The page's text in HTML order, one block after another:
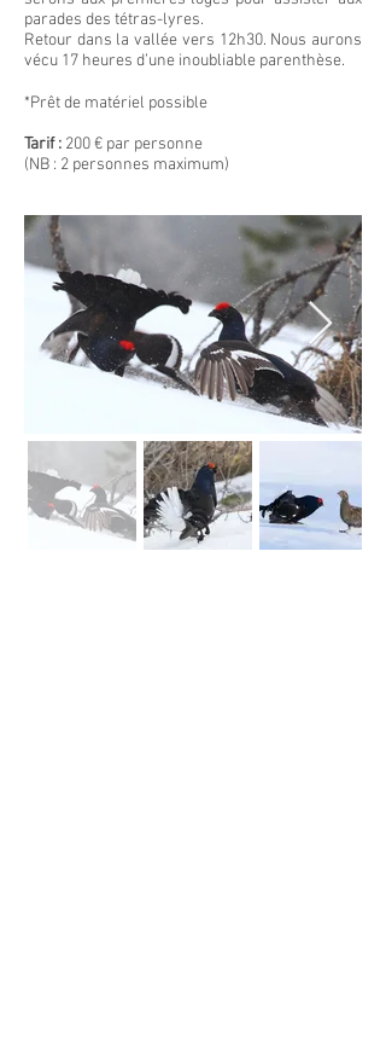
parades des tétras-lyres.
Retour dans la vallée vers 12h30. Nous aurons
vécu 17 heures d’une inoubliable parenthèse.
*Prêt de matériel possible
Tarif : 200 € par personne
(NB : 2 personnes maximum)